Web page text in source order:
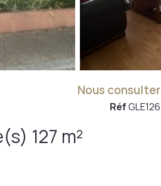
Maison 6 pièce(s) 4 chambre(s) 127 m²
Nous consulter
RéfGLE126